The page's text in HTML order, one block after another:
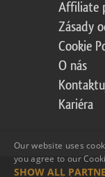
Affiliate
Zásady
Cookie
O nás
Kariéra
Our website uses
you agree to our
SHOW ALL